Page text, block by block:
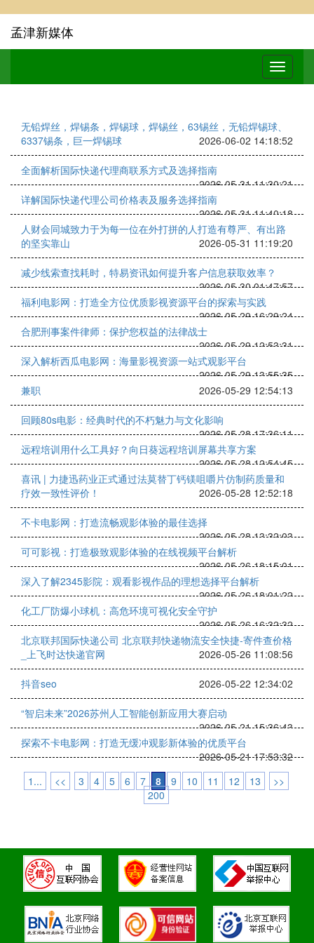
孟津新媒体
无铅焊丝，焊锡条，焊锡球，焊锡丝，63锡丝，无铅焊锡球、
6337锡条，巨一焊锡球
2026-06-02 14:18:52
全面解析国际快递代理商联系方式及选择指南
2026-05-31 11:30:21
详解国际快递代理公司价格表及服务选择指南
2026-05-31 11:40:18
人财会同城致力于为每一位在外打拼的人打造有尊严、有出路
的坚实靠山
2026-05-31 11:19:20
减少线索查找耗时，特易资讯如何提升客户信息获取效率？
2026-05-30 01:47:57
福利电影网：打造全方位优质影视资源平台的探索与实践
2026-05-29 16:29:24
合肥刑事案件律师：保护您权益的法律战士
2026-05-29 12:53:31
深入解析西瓜电影网：海量影视资源一站式观影平台
2026-05-29 13:55:35
兼职
2026-05-29 12:54:13
回顾80s电影：经典时代的不朽魅力与文化影响
2026-05-28 17:36:11
远程培训用什么工具好？向日葵远程培训屏幕共享方案
2026-05-28 12:54:45
喜讯 | 力捷迅药业正式通过法莫替丁钙镁咀嚼片仿制药质量和
疗效一致性评价！
2026-05-28 12:52:18
不卡电影网：打造流畅观影体验的最佳选择
2026-05-28 13:32:03
可可影视：打造极致观影体验的在线视频平台解析
2026-05-26 18:15:01
深入了解2345影院：观看影视作品的理想选择平台解析
2026-05-26 18:01:22
化工厂防爆小球机：高危环境可视化安全守护
2026-05-26 16:32:32
北京联邦国际快递公司 北京联邦快递物流安全快捷-寄件查价格
_上飞时达快递官网
2026-05-26 11:08:56
抖音seo 2026-05-22 12:34:02
“智启未来”2026苏州人工智能创新应用大赛启动
2026-05-21 15:36:43
探索不卡电影网：打造无缓冲观影新体验的优质平台
2026-05-21 17:53:32
1...
<< 3 4 5 6 7 8 9 10 11 12 13
>>
200